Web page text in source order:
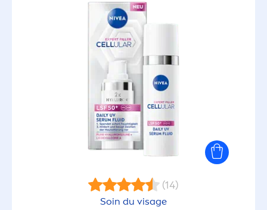
(14)
Soin du visage